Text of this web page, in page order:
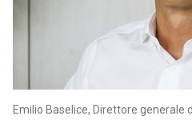
Emilio Baselice, Direttore generale